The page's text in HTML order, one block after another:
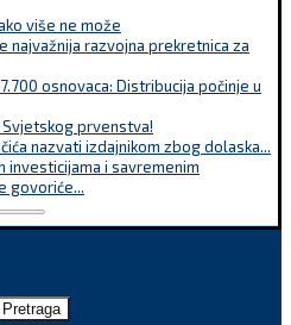
više ne može
najvažnija razvojna prekretnica za
osnovaca: Distribucija počinje u
Svjetskog prvenstva!
nazvati izdajnikom zbog dolaska...
investicijama i savremenim
govoriće...
Pretraga